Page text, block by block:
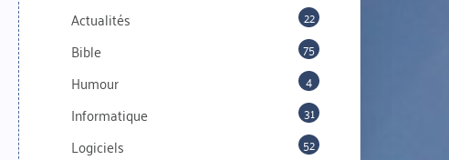
Actualités 22
Bible 75
Humour 4
Informatique 31
Logiciels 52